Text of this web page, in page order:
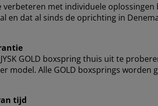
verbeteren met individuele
dat al sinds de oprichting in
GOLD boxspring thuis uit te
model. Alle GOLD boxsprings worden
tijd